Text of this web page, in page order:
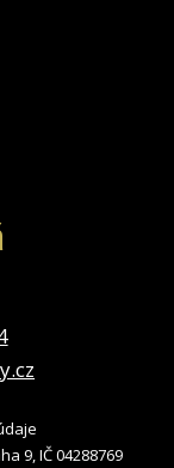
9, IČ 04288769